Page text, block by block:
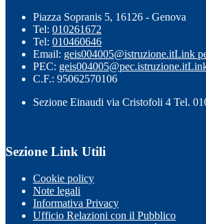
Piazza Sopranis 5, 16126 - Genova
Tel: 010261672
Tel: 010460646
Email: geis004005@istruzione.itLink
PEC: geis004005@pec.istruzione.it
C.F.: 95062570106
Sezione Einaudi via Cristofoli 4 Tel.
Sezione Link Utili
Cookie policy
Note legali
Informativa Privacy
Ufficio Relazioni con il Pubblico